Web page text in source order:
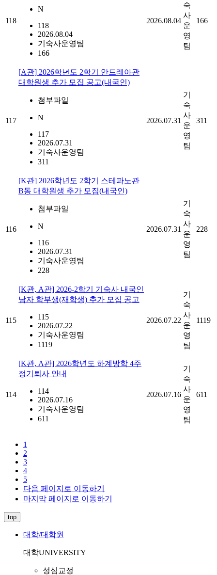
118
N
118
2026.08.04
기숙사운영팀
166
2026.08.04
숙
사
운
영
팀
166
117
[A관] 2026학년도 2학기 안드레아관
대학원생 추가 모집 공고(내국인)
첨부파일
N
117
2026.07.31
기숙사운영팀
311
2026.07.31
기
숙
사
운
영
팀
311
116
[K관] 2026학년도 2학기 스테파노관
B동 대학원생 추가 모집(내국인)
첨부파일
N
116
2026.07.31
기숙사운영팀
228
2026.07.31
기
숙
사
운
영
팀
228
115
[K관, A관] 2026-2학기 기숙사 내국인
남자 학부생(재학생) 추가 모집 공고
115
2026.07.22
기숙사운영팀
1119
2026.07.22
기
숙
사
운
영
팀
1119
114
[K관, A관] 2026학년도 하계방학 4주
정기퇴사 안내
114
2026.07.16
기숙사운영팀
611
2026.07.16
기
숙
사
운
영
팀
611
1
2
3
4
5
다음 페이지로 이동하기
마지막 페이지로 이동하기
top
대학/대학원
대학UNIVERSITY
성심교정